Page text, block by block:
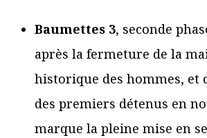
Baumettes 3, seconde
après la fermeture de la
historique des hommes, et
des premiers détenus en
marque la pleine mise en